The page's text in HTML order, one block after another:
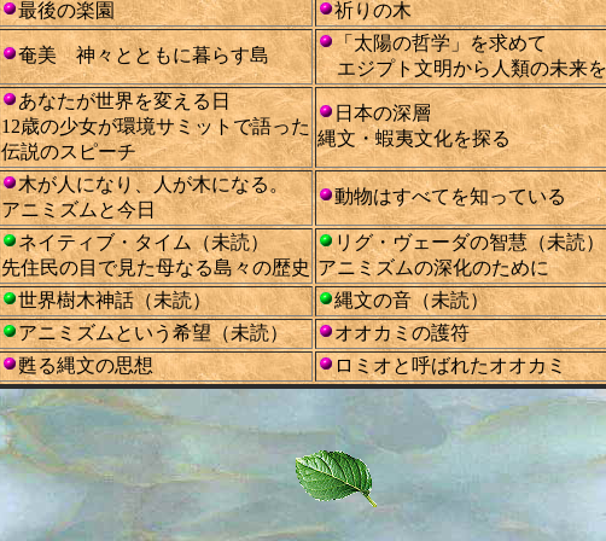
最後の楽園 祈りの木
奄美 神々とともに暮らす島
「太陽の哲学」を求めて
エジプト文明から人類の未来
あなたが世界を変える日
12歳の少女が環境サミットで語った
伝説のスピーチ
日本の深層
縄文・蝦夷文化を探る
木が人になり、人が木になる。
アニミズムと今日
動物はすべてを知っている
ネイティブ・タイム（未読）
先住民の目で見た母なる島々の歴史
リグ・ヴェーダの智慧（未読）
アニミズムの深化のために
世界樹木神話（未読）
縄文の音（未読）
アニミズムという希望（未読）
オオカミの護符
甦る縄文の思想
ロミオと呼ばれたオオカミ